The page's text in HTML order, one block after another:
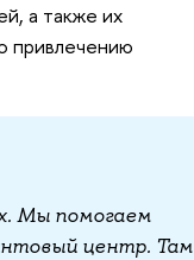
а также их
привлечению
Мы помогаем
центр. Там